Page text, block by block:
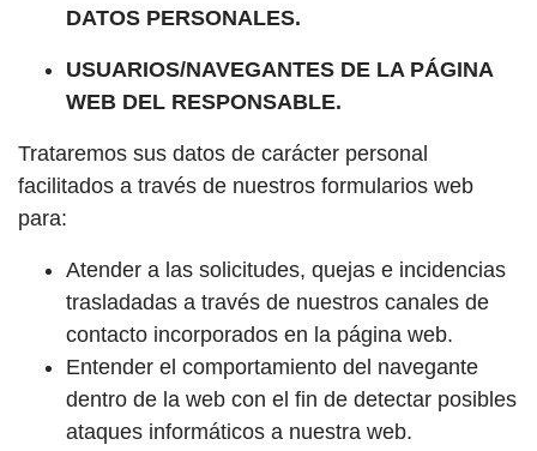
DATOS PERSONALES.
USUARIOS/NAVEGANTES DE LA PÁGINA
WEB DEL RESPONSABLE.
Trataremos sus datos de carácter personal
facilitados a través de nuestros formularios web
para:
Atender a las solicitudes, quejas e incidencias
trasladadas a través de nuestros canales de
contacto incorporados en la página web.
Entender el comportamiento del navegante
dentro de la web con el fin de detectar posibles
ataques informáticos a nuestra web.